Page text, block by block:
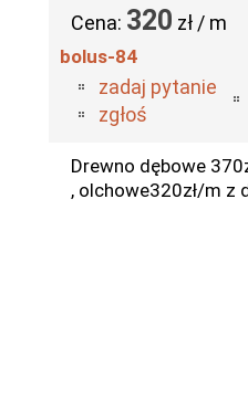
Cena: 320 zł / m
bolus-84
zadaj pytanie
zgłoś
Drewno dębowe
, olchowe320zł/m z